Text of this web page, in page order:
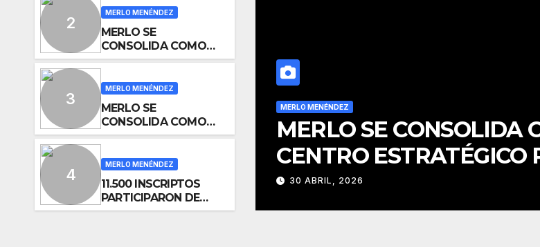
MERLO MENÉNDEZ
MERLO SE
CONSOLIDA COMO
UN CENTRO
EL DESARROLLO DE
INVERSIONES
MERLO MENÉNDEZ
MERLO SE
CONSOLIDA COMO
UN CENTRO
EL DESARROLLO DE
INVERSIONES
MERLO MENÉNDEZ
11.500 INSCRIPTOS
PARTICIPARON DE
“MERLO CORRE POR
SOBRE
DOMINIAL
MERLO MENÉNDEZ
MERLO SE CONSOLIDA
CENTRO ESTRATÉGICO
DESARROLLO DE
30 ABRIL, 2026